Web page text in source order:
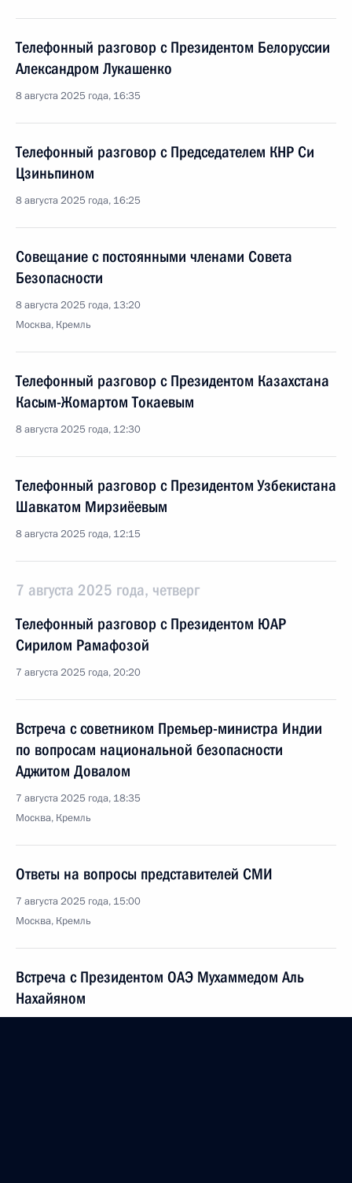
Телефонный разговор с Президентом Белоруссии
Александром Лукашенко
8 августа 2025 года, 16:35
Телефонный разговор с Председателем КНР Си
Цзиньпином
8 августа 2025 года, 16:25
Совещание с постоянными членами Совета
Безопасности
8 августа 2025 года, 13:20
Москва, Кремль
Телефонный разговор с Президентом Казахстана
Касым-Жомартом Токаевым
8 августа 2025 года, 12:30
Телефонный разговор с Президентом Узбекистана
Шавкатом Мирзиёевым
8 августа 2025 года, 12:15
7 августа 2025 года, четверг
Телефонный разговор с Президентом ЮАР
Сирилом Рамафозой
7 августа 2025 года, 20:20
Встреча с советником Премьер-министра Индии
по вопросам национальной безопасности
Аджитом Довалом
7 августа 2025 года, 18:35
Москва, Кремль
Ответы на вопросы представителей СМИ
7 августа 2025 года, 15:00
Москва, Кремль
Встреча с Президентом ОАЭ Мухаммедом Аль
Нахайяном